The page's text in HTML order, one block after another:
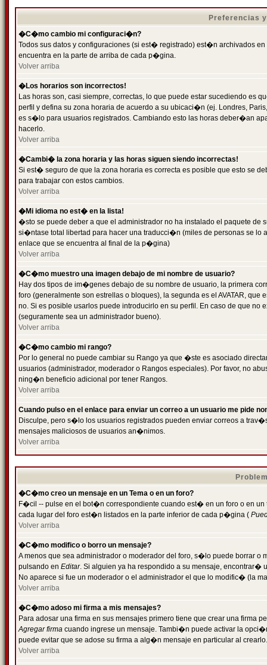
Preferencias
�C�mo cambio mi configuraci�n?
Todos sus datos y configuraciones (si est� registrado) est�n archivados
encuentra en la parte de arriba de cada p�gina.
Volver arriba
�Los horarios son incorrectos!
Las horas son, casi siempre, correctas, lo que puede estar sucediendo es
perfil y defina su zona horaria de acuerdo a su ubicaci�n (ej. Londres,
es s�lo para usuarios registrados. Cambiando esto las horas deber�an
hacerlo.
Volver arriba
�Cambi� la zona horaria y las horas siguen siendo incorrectas!
Si est� seguro de que la zona horaria es correcta es posible que esto se
para trabajar con estos cambios.
Volver arriba
�Mi idioma no est� en la lista!
�sto se puede deber a que el administrador no ha instalado el paquete
si�ntase total libertad para hacer una traducci�n (miles de personas se
enlace que se encuentra al final de la p�gina)
Volver arriba
�C�mo muestro una imagen debajo de mi nombre de usuario?
Hay dos tipos de im�genes debajo de su nombre de usuario, la primera
foro (generalmente son estrellas o bloques), la segunda es el AVATAR,
no. Si es posible usarlos puede introducirlo en su perfil. En caso de que
(seguramente sea un administrador bueno).
Volver arriba
�C�mo cambio mi rango?
Por lo general no puede cambiar su Rango ya que �ste es asociado
usuarios (administrador, moderador o Rangos especiales). Por favor, no
ning�n beneficio adicional por tener Rangos.
Volver arriba
Cuando pulso en el enlace para enviar un correo a un usuario me pide
Disculpe, pero s�lo los usuarios registrados pueden enviar correos a
mensajes maliciosos de usuarios an�nimos.
Volver arriba
�C�mo creo un mensaje en un Tema o en un foro?
F�cil -- pulse en el bot�n correspondiente cuando est� en un foro o en
cada lugar del foro est�n listados en la parte inferior de cada p�gina (
Volver arriba
�C�mo modifico o borro un mensaje?
A menos que sea administrador o moderador del foro, s�lo puede borrar o
pulsando en Editar. Si alguien ya ha respondido a su mensaje, encontrar�
No aparece si fue un moderador o el administrador el que lo modific� (la
Volver arriba
�C�mo adoso mi firma a mis mensajes?
Para adosar una firma en sus mensajes primero tiene que crear una firma
Agregar firma cuando ingrese un mensaje. Tambi�n puede activar la
puede evitar que se adose su firma a alg�n mensaje en particular al crearlo.
Volver arriba